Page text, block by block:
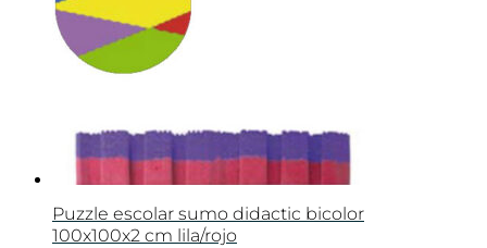
Puzzle escolar sumo didactic bicolor
100x100x2 cm lila/rojo